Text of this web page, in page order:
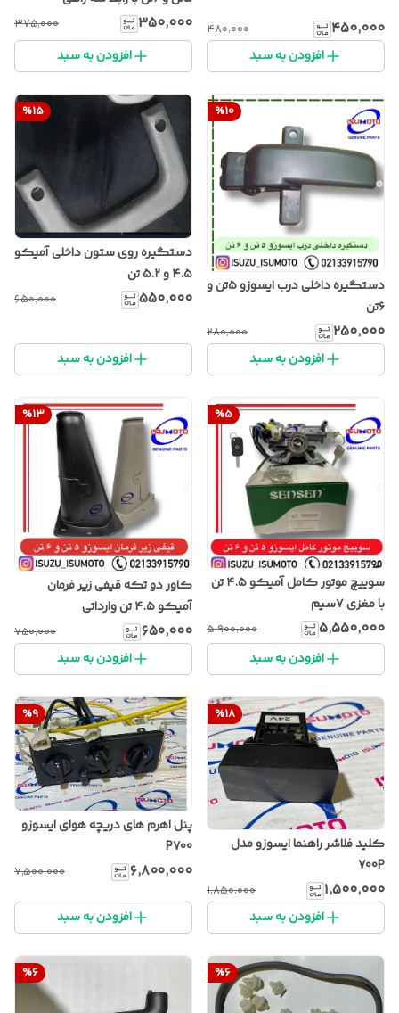
۴۵۰٬۰۰۰ ۴۸۰٬۰۰۰
افزودن به سبد
۳۵۰٬۰۰۰ ۳۷۵٬۰۰۰
افزودن به سبد
%10
دستگیره داخلی درب ایسوزو ۵تن و
۶تن
۲۵۰٬۰۰۰ ۲۸۰٬۰۰۰
افزودن به سبد
%15
دستگیره روی ستون داخلی آمیکو
۴.۵ و ۵.۲ تن
۵۵۰٬۰۰۰ ۶۵۰٬۰۰۰
افزودن به سبد
%5
سوییچ موتور کامل آمیکو ۴.۵ تن
با مغزی ۷سیم
۵٬۵۵۰٬۰۰۰ ۵٬۹۰۰٬۰۰۰
افزودن به سبد
%13
کاور دو تکه قیفی زیر فرمان
آمیکو ۴.۵ تن وارداتی
۶۵۰٬۰۰۰ ۷۵۰٬۰۰۰
افزودن به سبد
%18
کلید فلاشر راهنما ایسوزو مدل
700P
۱٬۵۰۰٬۰۰۰ ۱٬۸۵۰٬۰۰۰
افزودن به سبد
%9
پنل اهرم های دریچه هوای ایسوزو
P700
۶٬۸۰۰٬۰۰۰ ۷٬۵۰۰٬۰۰۰
افزودن به سبد
%6
%6